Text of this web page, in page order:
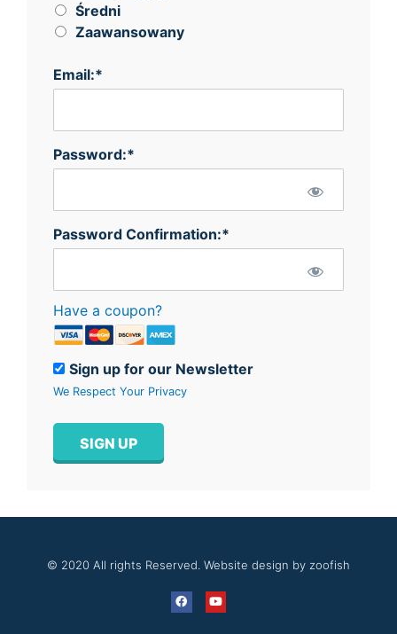
Średni
Zaawansowany
Email:*
Password:*
Password Confirmation:*
Have a coupon?
Sign up for our Newsletter
We Respect Your Privacy
No val
© 2020 All rights Reserved. Website design by zoofish
F
a
Y
o